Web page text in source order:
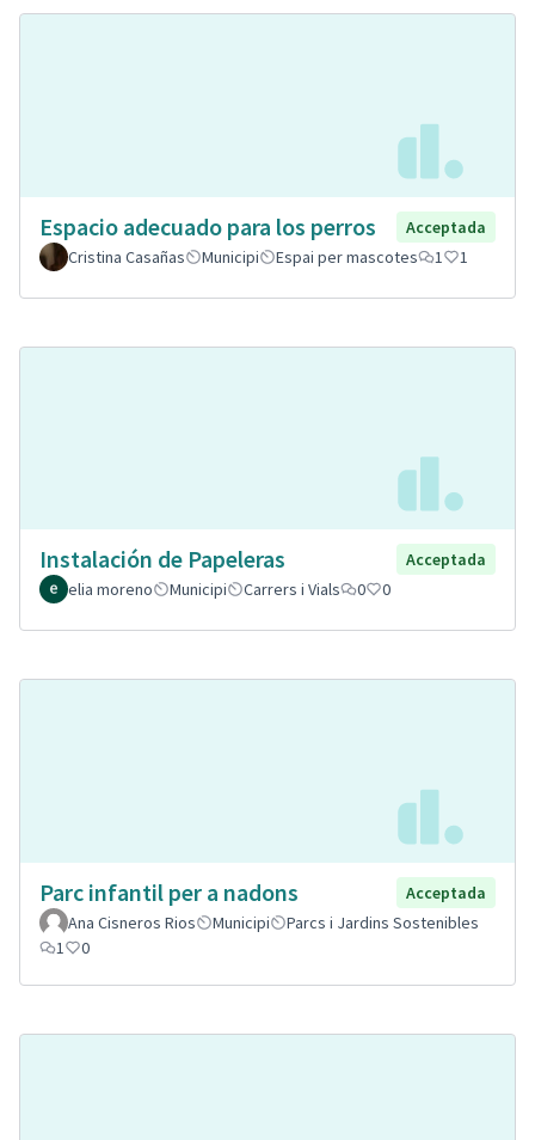
Espacio adecuado para los perros
Acceptada
Cristina Casañas
Municipi Espai per mascotes 1 1
Instalación de Papeleras
Acceptada
elia moreno
Municipi Carrers i Vials 0 0
Parc infantil per a nadons
Acceptada
Ana Cisneros Rios
Municipi
Parcs i Jardins Sostenibles
1
0